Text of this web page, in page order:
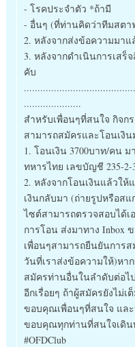
- โรคประจำตัว *ถ้ามี
- อื่นๆ (ที่ท่านคิดว่าทีมสตา
2. หลังจากส่งข้อความมา
3. หลังจากดำเนินการเสร็
คับ
.....................
สำหรับเพื่อนๆที่สนใจ กิจก
สามารถสมัครและโอนเงิ
1. โอนเงิน 3700บาท/คน
ทหารไทย เลขบัญชี 235-
2. หลังจากโอนเงินแล้วให้
เงินกลับมา (ถ่ายรูปหรือส
ไซต์สามารถตรวจสอบได้เ
การโอน ส่งมาทาง Inbox
เพื่อนๆสามารถยืนยันการ
วันที่เราส่งข้อความให้)หา
สมัครท่านอื่นในลำดับต่อไ
อีกเรื่อยๆ ถ้าผู้สมัครยังไม่เ
ขอบคุณเพื่อนๆที่สนใจ แล
ขอบคุณทุกท่านที่สนใจเดิน
#OFDClub